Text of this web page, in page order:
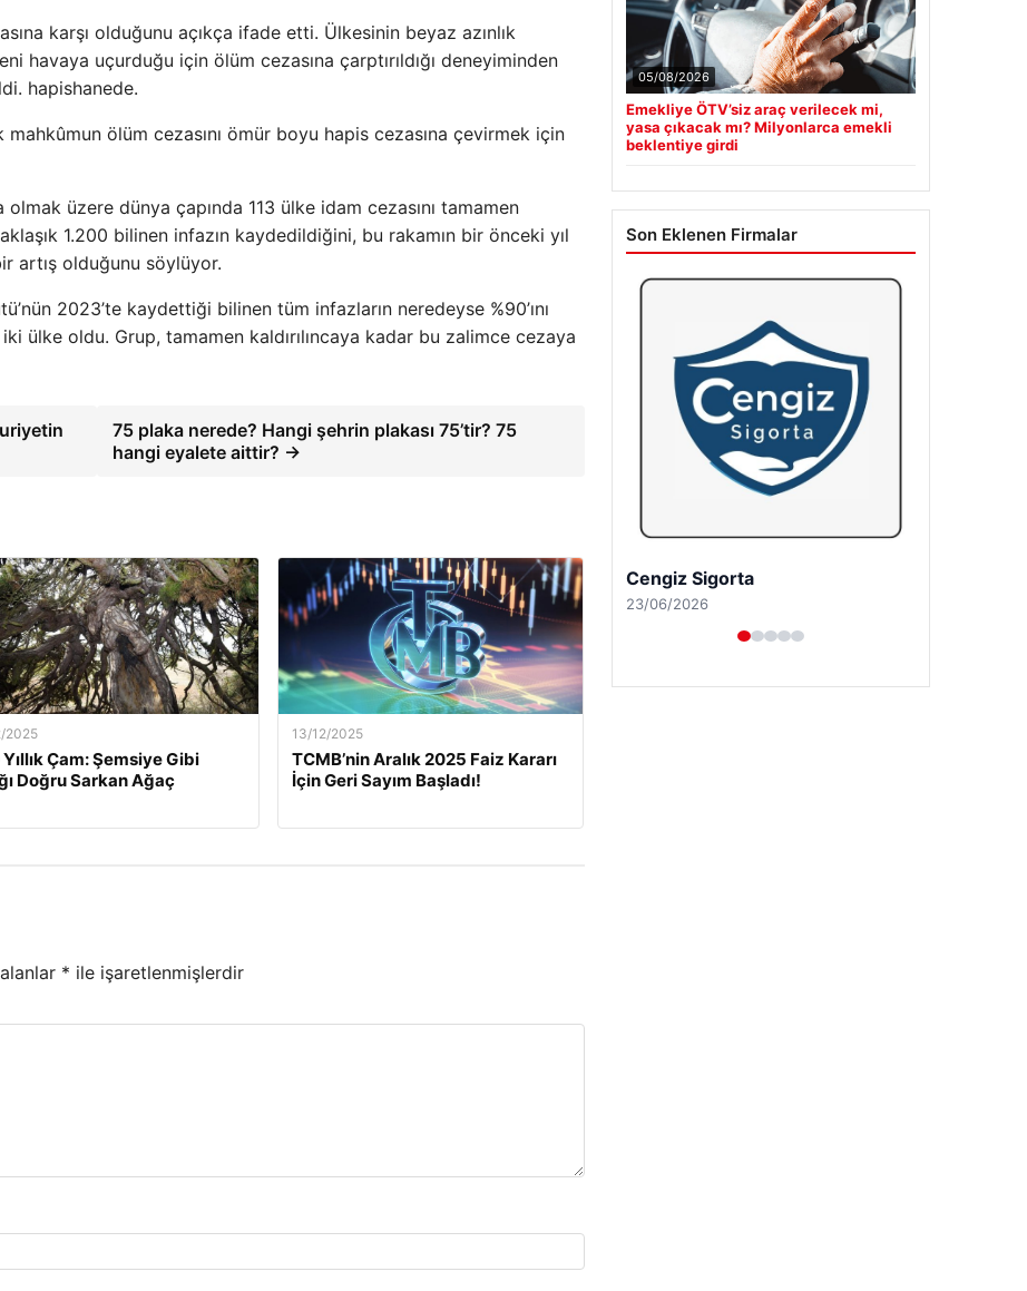
karşı olduğunu açıkça ifade etti. Ülkesinin beyaz azınlık
havaya uçurduğu için ölüm cezasına çarptırıldığı deneyiminden
hapishanede.
ölüm cezasını ömür boyu hapis cezasına çevirmek için
olmak üzere dünya çapında 113 ülke idam cezasını tamamen
1.200 bilinen infazın kaydedildiğini, bu rakamın bir önceki yıl
artış olduğunu söylüyor.
2023’te kaydettiği bilinen tüm infazların neredeyse %90’ını
ülke oldu. Grup, tamamen kaldırılıncaya kadar bu zalimce cezaya
75 plaka nerede? Hangi şehrin plakası 75’tir? 75
hangi eyalete aittir? →
2025
Çam: Şemsiye Gibi
Doğru Sarkan Ağaç
13/12/2025
TCMB’nin Aralık 2025 Faiz Kararı
İçin Geri Sayım Başladı!
* ile işaretlenmişlerdir
05/08/2026
Emekliye ÖTV’siz araç verilecek mi,
yasa çıkacak mı? Milyonlarca emekli
beklentiye girdi
Son Eklenen Firmalar
Hastaş Beton
26/05/2026